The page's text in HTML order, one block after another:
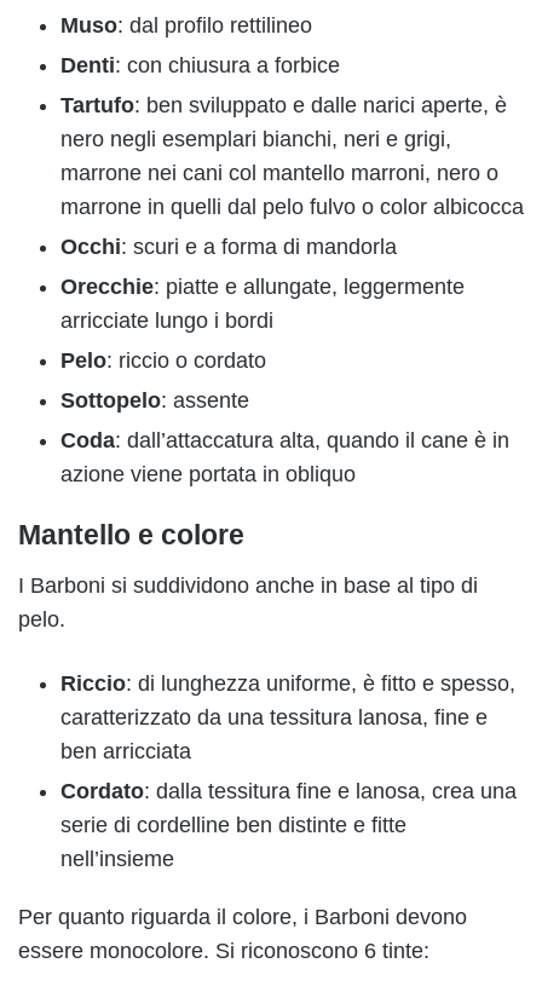
Muso: dal profilo rettilineo
Denti: con chiusura a forbice
Tartufo: ben sviluppato e dalle narici aperte, è
nero negli esemplari bianchi, neri e grigi,
marrone nei cani col mantello marroni, nero o
marrone in quelli dal pelo fulvo o color albicocca
Occhi: scuri e a forma di mandorla
Orecchie: piatte e allungate, leggermente
arricciate lungo i bordi
Pelo: riccio o cordato
Sottopelo: assente
Coda: dall’attaccatura alta, quando il cane è in
azione viene portata in obliquo
Mantello e colore
I Barboni si suddividono anche in base al tipo di
pelo.
Riccio: di lunghezza uniforme, è fitto e spesso,
caratterizzato da una tessitura lanosa, fine e
ben arricciata
Cordato: dalla tessitura fine e lanosa, crea una
serie di cordelline ben distinte e fitte
nell’insieme
Per quanto riguarda il colore, i Barboni devono
essere monocolore. Si riconoscono 6 tinte: